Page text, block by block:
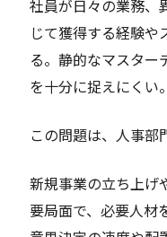
社員が日々の業務、
じて獲得する経験や
る。静的なマスター
を十分に捉えにくい。
この問題は、人事部
新規事業の立ち上げ
要局面で、必要人材